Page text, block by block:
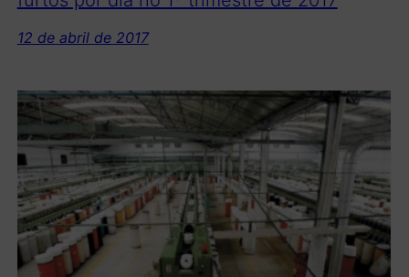
12 de abril de 2017